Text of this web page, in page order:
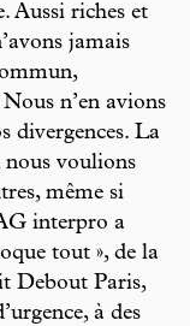
Aussi riches et
jamais
n’en avions
divergences. La
voulions
même si
interpro a
tout », de la
Debout Paris,
à des